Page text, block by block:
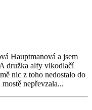
Hauptmanová a jsem
družka alfy vlkodlačí
nic z toho nedostalo do
nepřevzala...